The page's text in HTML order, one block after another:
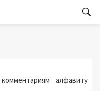
комментариям алфавиту